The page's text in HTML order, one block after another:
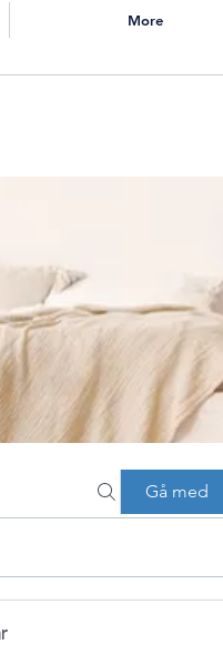
More
Gå med